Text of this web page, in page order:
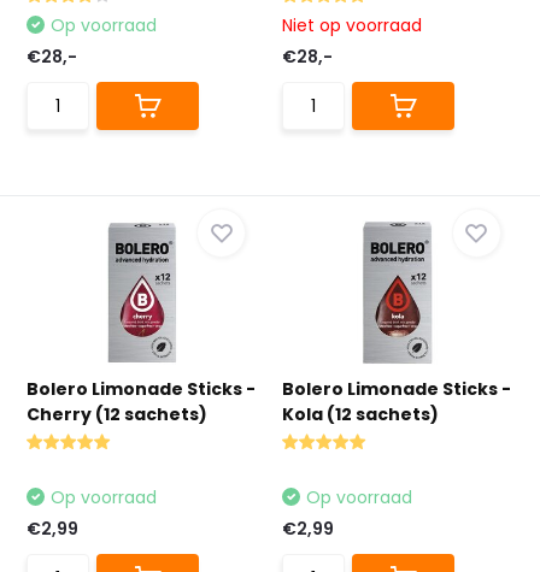
Op voorraad
€28,-
Niet op voorraad
€28,-
Bolero Limonade Sticks -
Cherry (12 sachets)
Op voorraad
€2,99
Bolero Limonade Sticks -
Kola (12 sachets)
Op voorraad
€2,99